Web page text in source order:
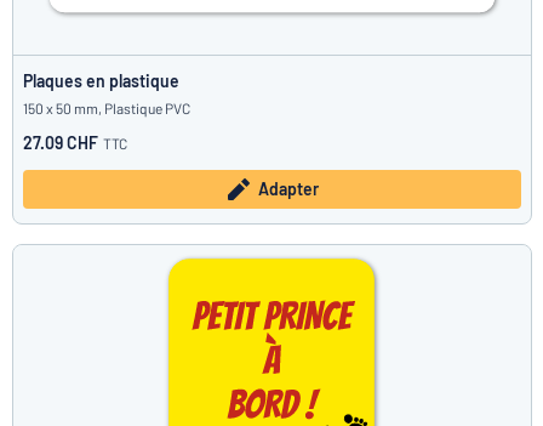
Plaques en plastique
150 x 50 mm, Plastique PVC
27.09 CHF TTC
Adapter